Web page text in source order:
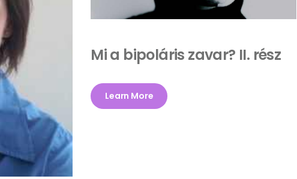
Mi a bipoláris zavar? II. rész
Learn More